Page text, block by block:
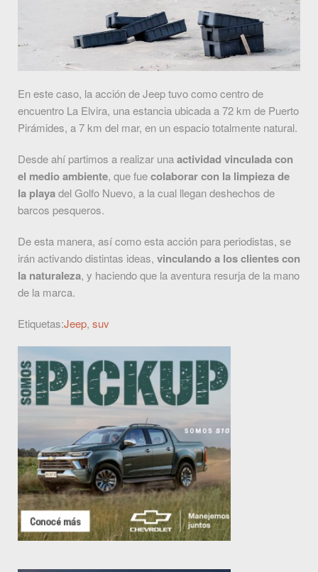
En este caso, la acción de Jeep tuvo como centro de
encuentro La Elvira, una estancia ubicada a 72 km de Puerto
Pirámides, a 7 km del mar, en un espacio totalmente natural.
Desde ahí partimos a realizar unaactividad vinculada con
el medio ambiente, que fuecolaborar con la limpieza de
la playadel Golfo Nuevo, a la cual llegan deshechos de
barcos pesqueros.
De esta manera, así como esta acción para periodistas, se
irán activando distintas ideas, vinculando a los clientes con
la naturaleza, y haciendo que la aventura resurja de la mano
de la marca.
Etiquetas:Jeep, suv